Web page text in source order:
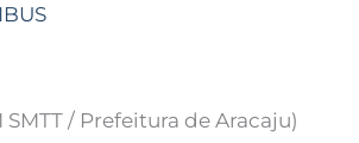
/ Prefeitura de Aracaju)